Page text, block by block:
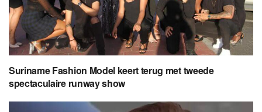
Suriname Fashion Model keert terug met tweede
spectaculaire runway show